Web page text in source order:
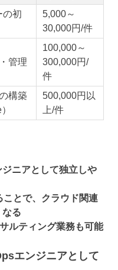
の初
5,000～
30,000円/件
管理
100,000～
300,000円/
件
構築
500,000円以
上/件
ニアとして独立しや
とで、クラウド関連
る
ルティング業務も可能
エンジニアとして